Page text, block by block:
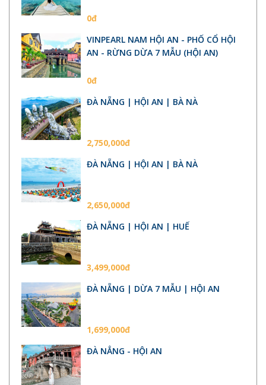
0đ
VINPEARL NAM HỘI AN - PHỐ CỔ HỘI
AN - RỪNG DỪA 7 MẪU (HỘI AN)
0đ
ĐÀ NẴNG | HỘI AN | BÀ NÀ
2,750,000đ
ĐÀ NẴNG | HỘI AN | BÀ NÀ
2,650,000đ
ĐÀ NẴNG | HỘI AN | HUẾ
3,499,000đ
ĐÀ NẴNG | DỪA 7 MẪU | HỘI AN
1,699,000đ
ĐÀ NẲNG - HỘI AN